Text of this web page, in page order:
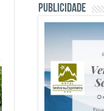
PUBLICIDADE